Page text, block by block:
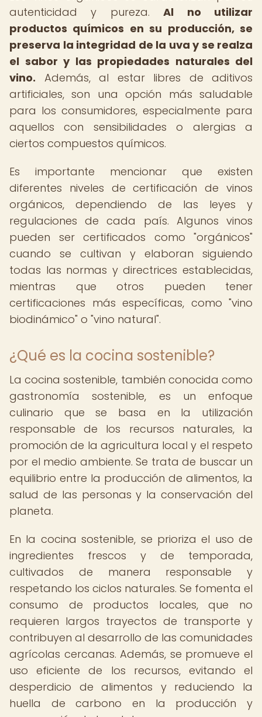
autenticidad y pureza.Al no utilizar
productos químicos en su producción, se
preserva la integridad de la uva y se realza
el sabor y las propiedades naturales del
vino. Además, al estar libres de aditivos
artificiales, son una opción más saludable
para los consumidores, especialmente para
aquellos con sensibilidades o alergias a
ciertos compuestos químicos.
Es importante mencionar que existen
diferentes niveles de certificación de vinos
orgánicos, dependiendo de las leyes y
regulaciones de cada país. Algunos vinos
pueden ser certificados como "orgánicos"
cuando se cultivan y elaboran siguiendo
todas las normas y directrices establecidas,
mientras que otros pueden tener
certificaciones más específicas, como "vino
biodinámico" o "vino natural".
¿Qué es la cocina sostenible?
La cocina sostenible, también conocida como
gastronomía sostenible, es un enfoque
culinario que se basa en la utilización
responsable de los recursos naturales, la
promoción de la agricultura local y el respeto
por el medio ambiente. Se trata de buscar un
equilibrio entre la producción de alimentos, la
salud de las personas y la conservación del
planeta.
En la cocina sostenible, se prioriza el uso de
ingredientes frescos y de temporada,
cultivados de manera responsable y
respetando los ciclos naturales. Se fomenta el
consumo de productos locales, que no
requieren largos trayectos de transporte y
contribuyen al desarrollo de las comunidades
agrícolas cercanas. Además, se promueve el
uso eficiente de los recursos, evitando el
desperdicio de alimentos y reduciendo la
huella de carbono en la producción y